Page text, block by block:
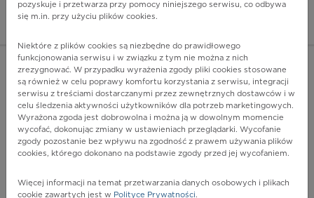
Pharmindex - lider
ZALOGUJ SIĘ
D05.9 - Rak in situ piersi, umiejscowienie nieokreślone
Więcej na lekiicd10.pl
pozyskuje i przetwarza przy pomocy niniejszego serwisu, co odbywa
się m.in. przy użyciu plików cookies.
Niektóre z plików cookies są niezbędne do prawidłowego
funkcjonowania serwisu i w związku z tym nie można z nich
zrezygnować. W przypadku wyrażenia zgody pliki cookies stosowane
są również w celu poprawy komfortu korzystania z serwisu, integracji
serwisu z treściami dostarczanymi przez zewnętrznych dostawców i w
celu śledzenia aktywności użytkowników dla potrzeb marketingowych.
Wyrażona zgoda jest dobrowolna i można ją w dowolnym momencie
wycofać, dokonując zmiany w ustawieniach przeglądarki. Wycofanie
zgody pozostanie bez wpływu na zgodność z prawem używania plików
cookies, którego dokonano na podstawie zgody przed jej wycofaniem.
Więcej informacji na temat przetwarzania danych osobowych i plikach
cookie zawartych jest w Polityce Prywatności.